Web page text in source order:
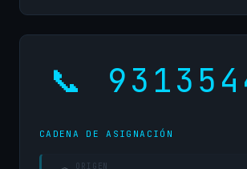
📞
CADENA DE ASIGNACIÓN
ORIGEN